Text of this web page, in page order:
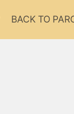
BACK TO